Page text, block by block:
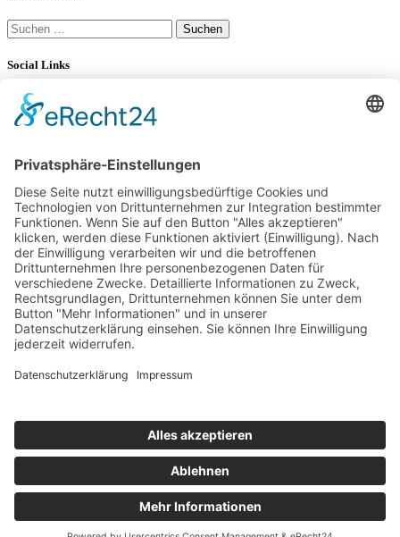
Suchen
nach:
Social Links
YouTube
LinkedIn 0
Mercedes-Benz V-Klasse V 300 d Langstreckentest
25. September 2024
Citroën C5 X Hybrid – 100 km Verbrauch Test
21. Februar 2024
Cookie-Einstellungen
Copyright © 2026 by news to do GmbH